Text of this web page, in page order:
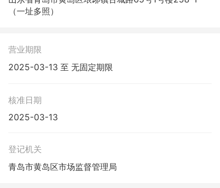
服务、技术开发、技术咨询、技术交流、技术转让、技
（一址多照）
营业期限
2025-03-13 至 无固定期限
核准日期
2025-03-13
登记机关
青岛市黄岛区市场监督管理局